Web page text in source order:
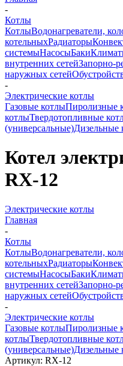
-
Котлы
КотлыВодонагреватели,
котельныхРадиаторы
системыНасосыБаки
внутренних сетейЗапорно-
наружных сетей
-
Электрические котлы
Газовые котлыПиролизные
котлыТвердотопливные
(универсальные)Дизельные
Котел
RX-12
Электрические котлы
Главная
-
Котлы
КотлыВодонагреватели,
котельныхРадиаторы
системыНасосыБаки
внутренних сетейЗапорно-
наружных сетей
-
Электрические котлы
Газовые котлыПиролизные
котлыТвердотопливные
(универсальные)Дизельные
Артикул: RX-12